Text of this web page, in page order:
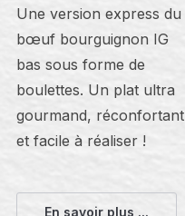
Une version express du
bœuf bourguignon IG
bas sous forme de
boulettes. Un plat ultra
gourmand, réconfortant
et facile à réaliser !
En savoir plus ...